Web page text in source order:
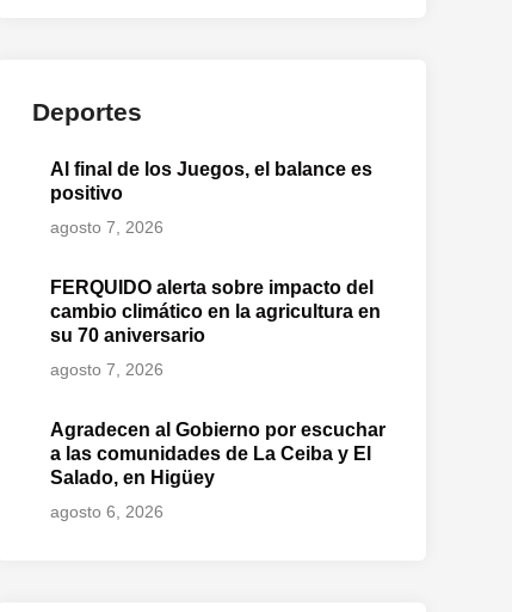
Deportes
Al final de los Juegos, el balance es
positivo
agosto 7, 2026
FERQUIDO alerta sobre impacto del
cambio climático en la agricultura en
su 70 aniversario
agosto 7, 2026
Agradecen al Gobierno por escuchar
a las comunidades de La Ceiba y El
Salado, en Higüey
agosto 6, 2026